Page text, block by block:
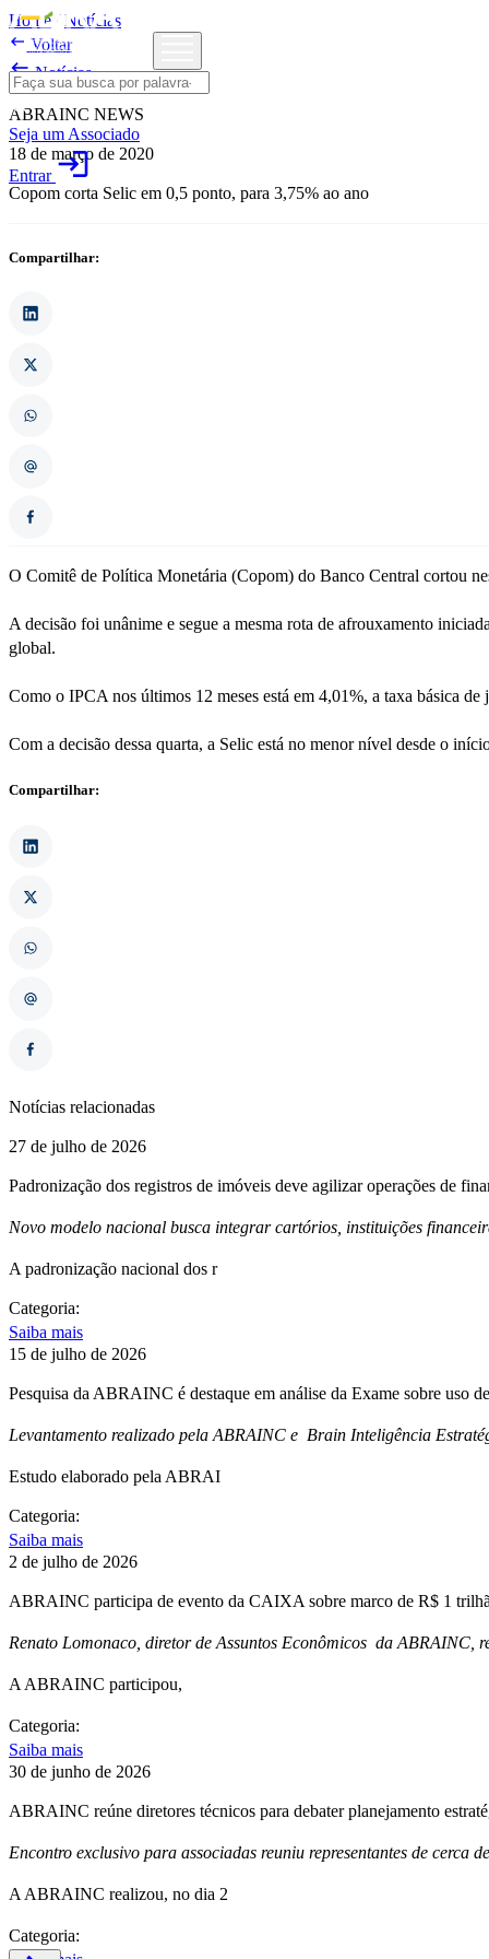
Seja um Associado
Entrarlogin
Home/Notícias
 Voltar
Notícias
ABRAINC NEWS
18 de março de 2020
Copom corta Selic em 0,5 ponto, para 3,75% ao ano
Compartilhar:
O Comitê de Política Monetária (Copom) do Banco Central cortou
A decisão foi unânime e segue a mesma rota de afrouxamento
global.
Como o IPCA nos últimos 12 meses está em 4,01%, a taxa básica
Com a decisão dessa quarta, a Selic está no menor nível desde o
Compartilhar:
Notícias relacionadas
27 de julho de 2026
Padronização dos registros de imóveis deve agilizar operações de
Novo modelo nacional busca integrar cartórios, instituições
A padronização nacional dos r
Categoria:
Saiba mais
15 de julho de 2026
Pesquisa da ABRAINC é destaque em análise da Exame sobre uso
Levantamento realizado pela ABRAINC e Brain Inteligência
Estudo elaborado pela ABRAI
Categoria:
Saiba mais
2 de julho de 2026
ABRAINC participa de evento da CAIXA sobre marco de R$ 1
Renato Lomonaco, diretor de Assuntos Econômicos da ABRAINC,
A ABRAINC participou,
Categoria:
Saiba mais
30 de junho de 2026
ABRAINC reúne diretores técnicos para debater planejamento
Encontro exclusivo para associadas reuniu representantes de cerca
A ABRAINC realizou, no dia 2
Categoria: